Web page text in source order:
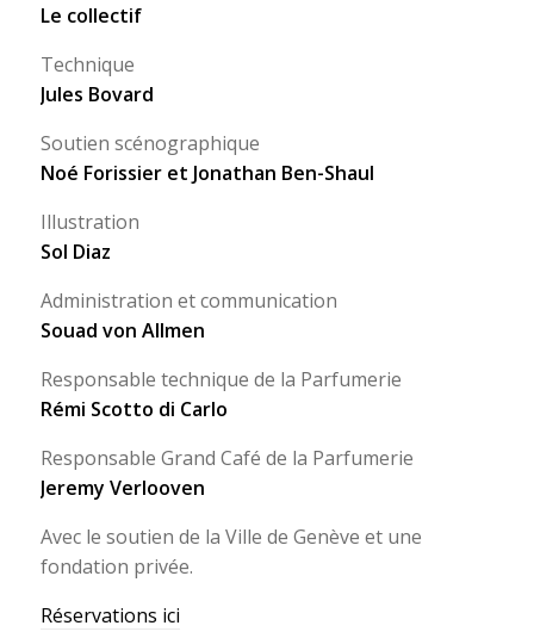
Le collectif
Technique
Jules Bovard
Soutien scénographique
Noé Forissier et Jonathan Ben-Shaul
Illustration
Sol Diaz
Administration et communication
Souad von Allmen
Responsable technique de la Parfumerie
Rémi Scotto di Carlo
Responsable Grand Café de la Parfumerie
Jeremy Verlooven
Avec le soutien de la Ville de Genève et une
fondation privée.
Réservations ici